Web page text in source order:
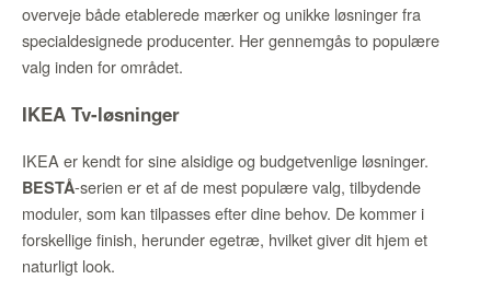
overveje både etablerede mærker og unikke løsninger fra
specialdesignede producenter. Her gennemgås to populære
valg inden for området.
IKEA Tv-løsninger
IKEA er kendt for sine alsidige og budgetvenlige løsninger.
BESTÅ-serien er et af de mest populære valg, tilbydende
moduler, som kan tilpasses efter dine behov. De kommer i
forskellige finish, herunder egetræ, hvilket giver dit hjem et
naturligt look.